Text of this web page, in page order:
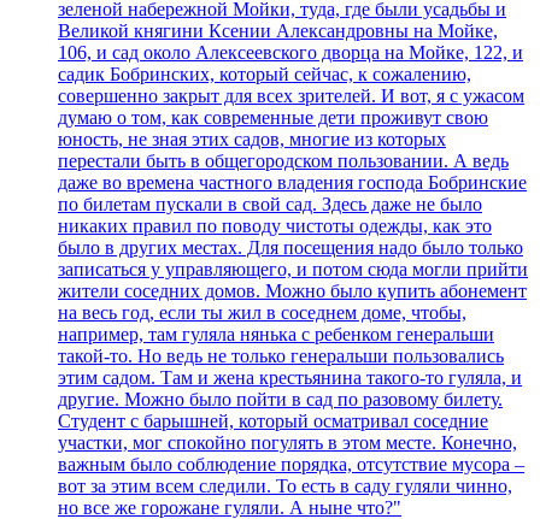
зеленой набережной Мойки, туда, где были усадьбы и
Великой княгини Ксении Александровны на Мойке,
106, и сад около Алексеевского дворца на Мойке, 122, и
садик Бобринских, который сейчас, к сожалению,
совершенно закрыт для всех зрителей. И вот, я с ужасом
думаю о том, как современные дети проживут свою
юность, не зная этих садов, многие из которых
перестали быть в общегородском пользовании. А ведь
даже во времена частного владения господа Бобринские
по билетам пускали в свой сад. Здесь даже не было
никаких правил по поводу чистоты одежды, как это
было в других местах. Для посещения надо было только
записаться у управляющего, и потом сюда могли прийти
жители соседних домов. Можно было купить абонемент
на весь год, если ты жил в соседнем доме, чтобы,
например, там гуляла нянька с ребенком генеральши
такой-то. Но ведь не только генеральши пользовались
этим садом. Там и жена крестьянина такого-то гуляла, и
другие. Можно было пойти в сад по разовому билету.
Студент с барышней, который осматривал соседние
участки, мог спокойно погулять в этом месте. Конечно,
важным было соблюдение порядка, отсутствие мусора –
вот за этим всем следили. То есть в саду гуляли чинно,
но все же горожане гуляли. А ныне что?"